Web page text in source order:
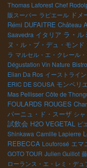
Thomas Laforest Chef
販スーパー ラピエール ドメ
Rémi DUFAITRE Château
Saavedra イタリア ラ・ル
ヌ・ル・ブ・デュ・モンド
ラ マルセル・エ・クレール
Dégustation Vin Nature
Elian Da Ros イーストライン
ERIC DE SOUSA モンペリ
Mas Pellisser Côte de
FOULARDS ROUGES
パーニュ・ド・スーザ シ
試飲会 H2O VEGETAL ピ
Shinkawa Camille Lapierre
REBECCA Louforosé エマ
GOTO TOUR Julien Guillot
ローランス・エ・レミ・デュ